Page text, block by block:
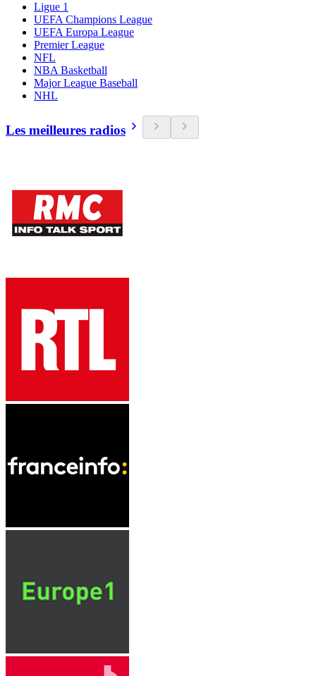
Ligue 1
UEFA Champions League
UEFA Europa League
Premier League
NFL
NBA Basketball
Major League Baseball
NHL
Les meilleures radios